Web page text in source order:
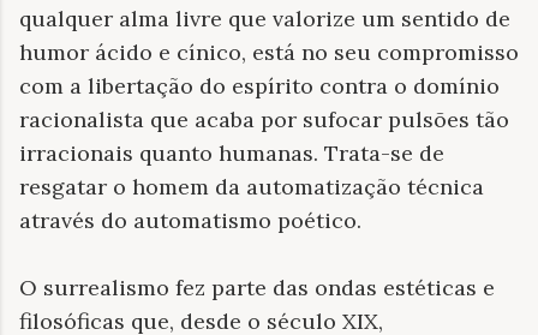
qualquer alma livre que valorize um sentido de
humor ácido e cínico, está no seu compromisso
com a libertação do espírito contra o domínio
racionalista que acaba por sufocar pulsões tão
irracionais quanto humanas. Trata-se de
resgatar o homem da automatização técnica
através do automatismo poético.
O surrealismo fez parte das ondas estéticas e
filosóficas que, desde o século XIX,